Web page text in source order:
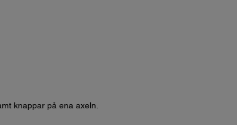
knappar på ena axeln.